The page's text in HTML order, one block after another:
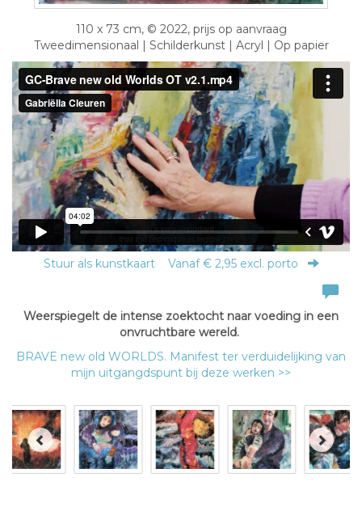
110 x 73 cm, © 2022, prijs op aanvraag
Tweedimensionaal | Schilderkunst | Acryl | Op papier
Stuur als kunstkaart Vanaf € 2,95 excl. porto
Weerspiegelt de intense zoektocht naar voeding in een
onvruchtbare wereld.
BRAVE new old WORLDS. Manifest ter verduidelijking van
mijn uitgangdspunt bij deze werken >>